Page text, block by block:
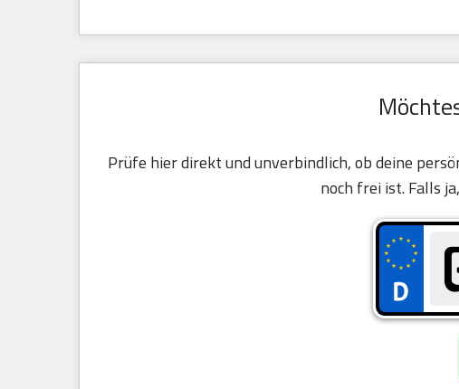
Prüfe hier direkt und unverbindlich, ob deine
noch frei ist. Falls